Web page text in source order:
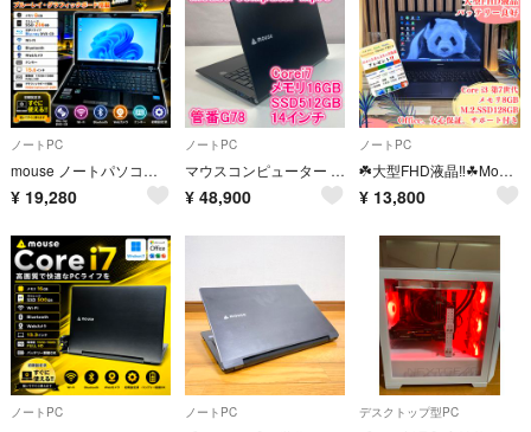
ノートPC
mouse ノートパソコン Corei7 メモリ8GB SSD256GB ブルーレイ DVD Webカメラ Windows11
¥ 19,280
ノートPC
マウスコンピューター ノートパソコン i7 SSD Windows11 PC
¥ 48,900
ノートPC
☘️大型FHD液晶‼️☘Mouse☘️メモリ8GB☘SSD128GB☘️Core i3第7世代☘️15.6インチ☘ノートパソコン
¥ 13,800
ノートPC ノートPC デスクトップ型PC